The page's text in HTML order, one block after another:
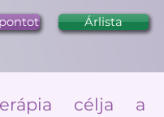
Árlista
célja a